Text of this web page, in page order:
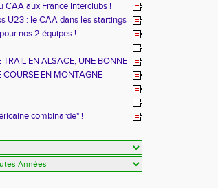
CAA aux France Interclubs !
U23 : le CAA dans les startings
nos 2 équipes !
EN ALSACE, UNE BONNE
EN MONTAGNE
combinarde" !